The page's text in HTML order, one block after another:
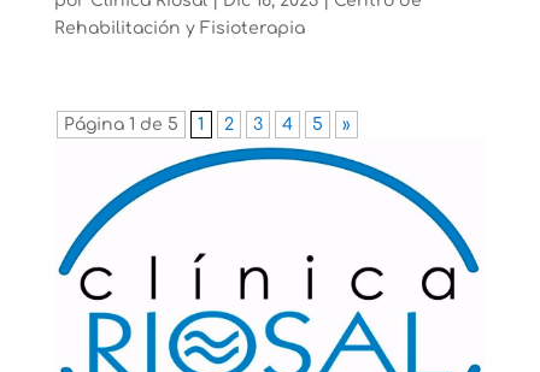
Rehabilitación y Fisioterapia
Página 1 de 5 1 2 3 4 5 »